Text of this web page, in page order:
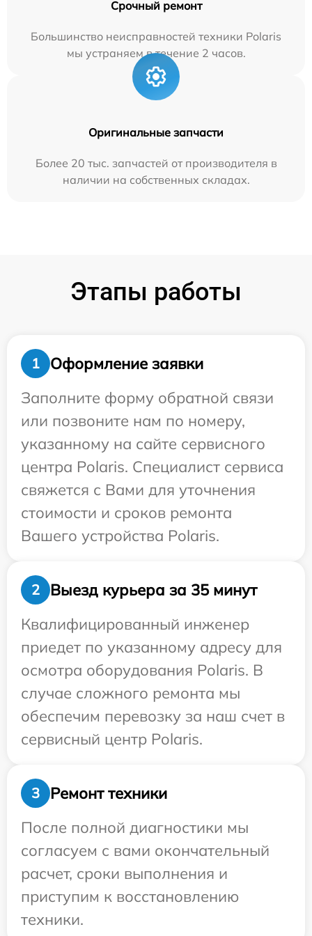
Срочный ремонт
Большинство неисправностей техники Polaris
мы устраняем в течение 2 часов.
Оригинальные запчасти
Более 20 тыс. запчастей от производителя в
наличии на собственных складах.
Этапы работы
1
Оформление заявки
Заполните форму обратной связи
или позвоните нам по номеру,
указанному на сайте сервисного
центра Polaris. Специалист сервиса
свяжется с Вами для уточнения
стоимости и сроков ремонта
Вашего устройства Polaris.
2
Выезд курьера за 35 минут
Квалифицированный инженер
приедет по указанному адресу для
осмотра оборудования Polaris. В
случае сложного ремонта мы
обеспечим перевозку за наш счет в
сервисный центр Polaris.
3
Ремонт техники
После полной диагностики мы
согласуем с вами окончательный
расчет, сроки выполнения и
приступим к восстановлению
техники.